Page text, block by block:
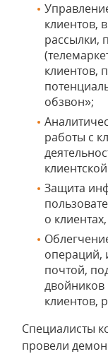
клиентов,
рассылки,
клиентов,
обзвон»;
работы с
Защита
о
операций,
почтой,
двойников
клиентов,
Специалисты
провели